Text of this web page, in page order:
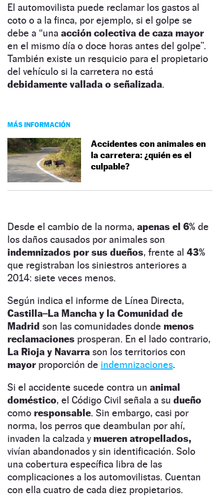
El automovilista puede reclamar los gastos al
coto o a la finca, por ejemplo, si el golpe se
debe a “una acción colectiva de caza mayor
en el mismo día o doce horas antes del golpe”.
También existe un resquicio para el propietario
del vehículo si la carretera no está
debidamente vallada o señalizada.
MÁS INFORMACIÓN
Accidentes con animales en
la carretera: ¿quién es el
culpable?
Desde el cambio de la norma, apenas el 6% de
los daños causados por animales son
indemnizados por sus dueños, frente al 43%
que registraban los siniestros anteriores a
2014: siete veces menos.
Según indica el informe de Línea Directa,
Castilla–La Mancha y la Comunidad de
Madrid son las comunidades donde menos
reclamaciones prosperan. En el lado contrario,
La Rioja y Navarra son los territorios con
mayor proporción de indemnizaciones.
Si el accidente sucede contra un animal
doméstico, el Código Civil señala a su dueño
como responsable. Sin embargo, casi por
norma, los perros que deambulan por ahí,
invaden la calzada y mueren atropellados,
vivían abandonados y sin identificación. Solo
una cobertura específica libra de las
complicaciones a los automovilistas. Cuentan
con ella cuatro de cada diez propietarios.